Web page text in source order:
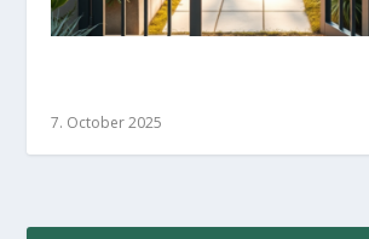
7. October 2025